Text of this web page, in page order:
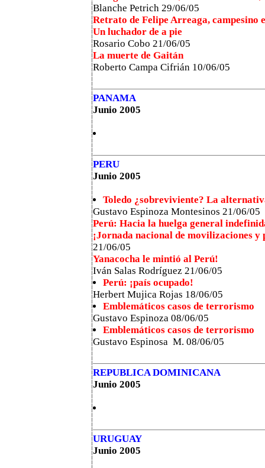
Blanche Petrich 29/06/05
Retrato de Felipe Arreaga, campesino
Un luchador de a pie
Rosario Cobo 21/06/05
La muerte de Gaitán
Roberto Campa Cifrián 10/06/05
PANAMA
Junio 2005
PERU
Junio 2005
Toledo ¿sobreviviente? La
Gustavo Espinoza Montesinos 21/06/05
Perú: Hacia la huelga general
¡Jornada nacional de movilizaciones
21/06/05
Yanacocha le mintió al Perú!
Iván Salas Rodríguez 21/06/05
Perú: ¡país ocupado!
Herbert Mujica Rojas 18/06/05
Emblemáticos casos de terrorismo
Gustavo Espinoza 08/06/05
Emblemáticos casos de terrorismo
Gustavo Espinosa M. 08/06/05
REPUBLICA DOMINICANA
Junio 2005
URUGUAY
Junio 2005